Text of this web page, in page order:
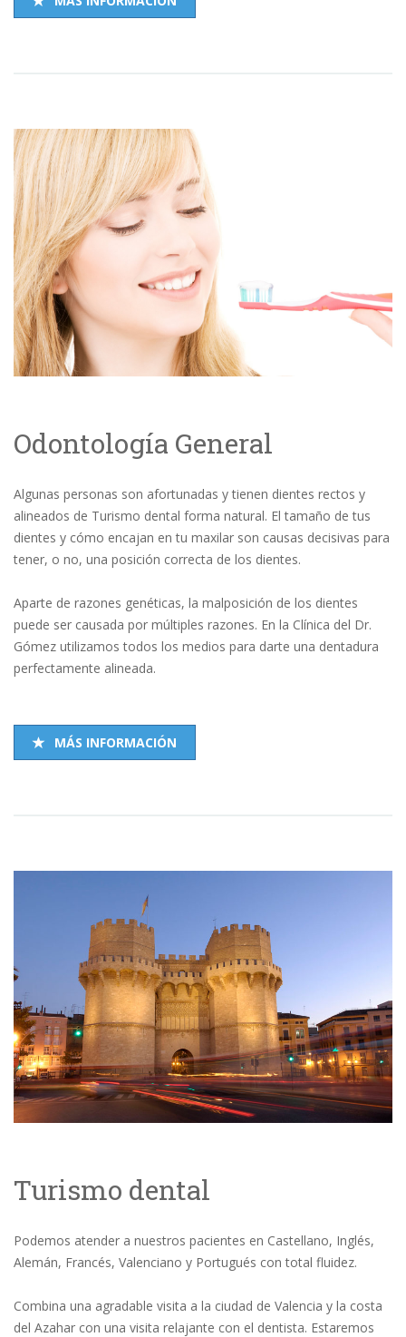
Odontología General
Algunas personas son afortunadas y tienen dientes rectos y
alineados de Turismo dental forma natural. El tamaño de tus
dientes y cómo encajan en tu maxilar son causas decisivas para
tener, o no, una posición correcta de los dientes.
Aparte de razones genéticas, la malposición de los dientes
puede ser causada por múltiples razones. En la Clínica del Dr.
Gómez utilizamos todos los medios para darte una dentadura
perfectamente alineada.
MÁS INFORMACIÓN
Turismo dental
Podemos atender a nuestros pacientes en Castellano, Inglés,
Alemán, Francés, Valenciano y Portugués con total fluidez.
Combina una agradable visita a la ciudad de Valencia y la costa
del Azahar con una visita relajante con el dentista. Estaremos